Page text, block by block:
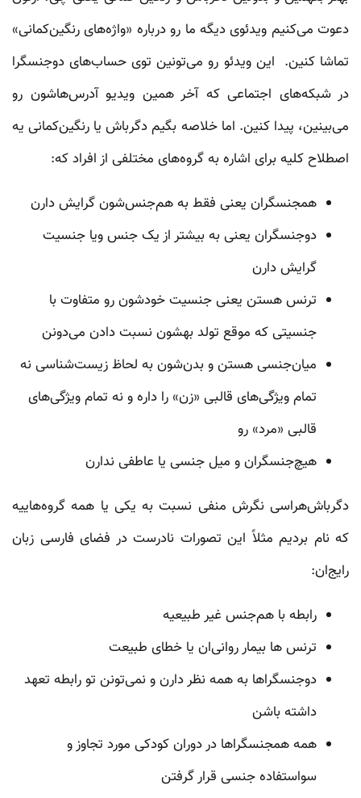
دعوت می‌کنیم ویدئوی دیگه ما رو درباره «واژه‌های رنگین‌کمانی»
تماشا کنین. این ویدئو رو می‌تونین توی حساب‌های دوجنسگرا
در شبکه‌های اجتماعی که آخر همین ویدیو آدرس‌هاشون رو
می‌بینین، پیدا کنین. اما خلاصه بگیم دگرباش یا رنگین‌کمانی یه
اصطلاح کلیه برای اشاره به گروه‌های مختلفی از افراد که:
همجنسگران یعنی فقط به‌ هم‌جنس‌‌شون گرایش دارن
دوجنسگران یعنی به بیشتر از یک جنس ویا جنسیت
گرایش دارن
ترنس‌ هستن یعنی جنسیت‌ خودشون رو متفاوت با
جنسیتی که موقع تولد بهشون نسبت دادن می‌دونن
میان‌جنسی هستن و بدن‌شون به لحاظ زیست‌شناسی نه
تمام ویژگی‌های قالبی «زن» را داره و نه تمام ویژگی‌های
قالبی «مرد» رو
هیچ‌جنسگران و میل جنسی یا عاطفی ندارن
دگرباش‌هراسی نگرش منفی نسبت به یکی یا همه گروه‌هاییه
که نام بردیم مثلاً این تصورات نادرست در فضای فارسی زبان
رایج‌ان:
رابطه با هم‌جنس غیر طبیعیه
ترنس ها بیمار روانی‌ان یا خطای طبیعت
دوجنسگراها به همه نظر دارن و نمی‌تونن تو رابطه تعهد
داشته باشن
همه همجنسگراها در دوران کودکی مورد تجاوز و
سواستفاده جنسی قرار گرفتن